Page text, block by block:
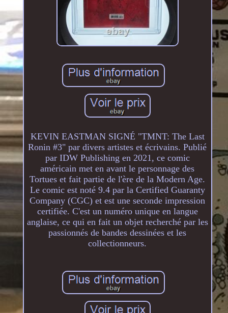
KEVIN EASTMAN SIGNÉ "TMNT: The Last
Ronin #3" par divers artistes et écrivains. Publié
par IDW Publishing en 2021, ce comic
américain met en avant le personnage des
Tortues et fait partie de l'ère de la Modern Age.
Le comic est noté 9.4 par la Certified Guaranty
Company (CGC) et est une seconde impression
certifiée. C'est un numéro unique en langue
anglaise, ce qui en fait un objet recherché par les
passionnés de bandes dessinées et les
collectionneurs.